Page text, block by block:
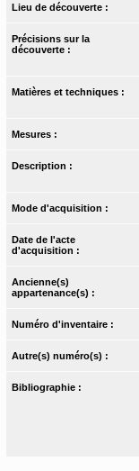
Lieu de découverte :
Précisions sur la
découverte :
Matières et techniques :
Mesures :
Description :
Mode d'acquisition :
Date de l'acte
d'acquisition :
Ancienne(s)
appartenance(s) :
Numéro d'inventaire :
Autre(s) numéro(s) :
Bibliographie :